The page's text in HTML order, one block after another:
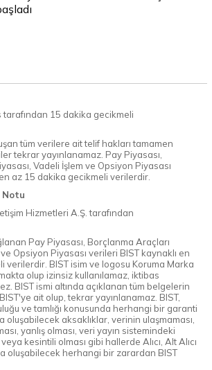
15 dakika gecikmeli
tüm verilere ait telif hakları tamamen
tekrar yayınlanamaz. Pay Piyasası,
Vadeli İşlem ve Opsiyon Piyasası
az 15 dakika gecikmeli verilerdir.
Notu
Hizmetleri A.Ş. tarafından
Pay Piyasası, Borçlanma Araçları
Opsiyon Piyasası verileri BIST kaynaklı en
verilerdir. BIST isim ve logosu Koruma Marka
olup izinsiz kullanılamaz, iktibas
BIST ismi altında açıklanan tüm belgelerin
ait olup, tekrar yayınlanamaz. BIST,
ve tamlığı konusunda herhangi bir garanti
oluşabilecek aksaklıklar, verinin ulaşmaması,
yanlış olması, veri yayın sistemindeki
kesintili olması gibi hallerde Alıcı, Alt Alıcı
oluşabilecek herhangi bir zarardan BIST